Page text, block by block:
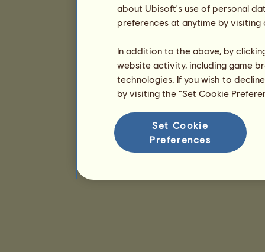
about Ubisoft's use of personal
preferences at anytime by
In addition to the above, by
website activity, including game
technologies. If you wish to
by visiting the “Set Cookie
Set Cookie
Preferences